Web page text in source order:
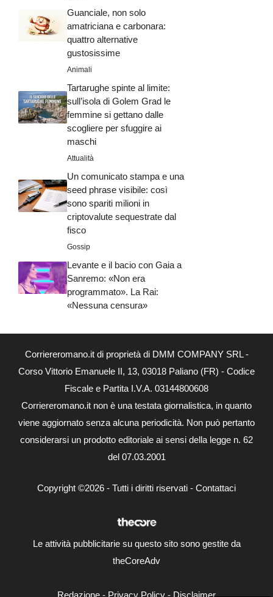
Guanciale, non solo
amatriciana e carbonara:
quattro alternative
gustosissime
Animali
Tartarughe spinte al limite:
sull’isola di Golem Grad le
femmine si gettano dalle
scogliere per sfuggire ai
maschi
Attualità
Un comunicato stampa e una
seed phrase visibile: così
sono spariti milioni in
criptovalute sequestrate dal
fisco
Gossip
Levante e il bacio con Gaia a
Sanremo: «Non era
programmato». La Rai:
«Nessuna censura»
Corriereromano.it di proprietà di DMM COMPANY SRL -
Corso Vittorio Emanuele II, 13, 03018 Paliano (FR) - Codice
Fiscale e Partita I.V.A. 03144800608
Corriereromano.it non è una testata giornalistica, in quanto
viene aggiornato senza alcuna periodicità. Non può pertanto
considerarsi un prodotto editoriale ai sensi della legge n. 62
del 07.03.2001
Copyright ©2026 - Tutti i diritti riservati - Contattaci
Le attività pubblicitarie su questo sito sono gestite da
theCoreAdv
Redazione - Privacy Policy - Disclaimer